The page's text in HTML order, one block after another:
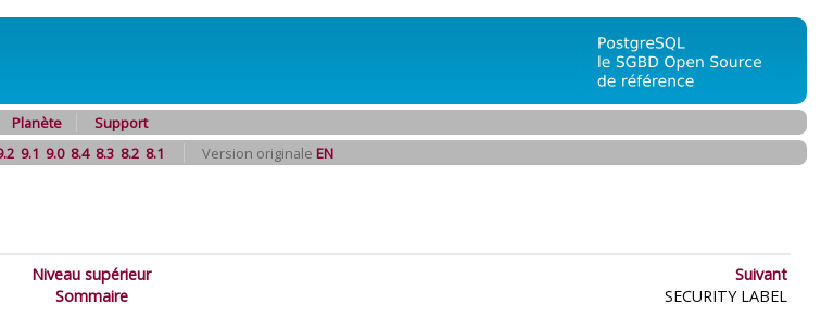
Planète
Support
9.1 9.0 8.4 8.3 8.2 8.1 Version originale EN
Niveau supérieur
Suivant
Sommaire SECURITY LABEL